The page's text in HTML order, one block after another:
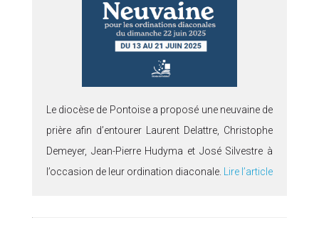
Le diocèse de Pontoise a proposé une neuvaine de
prière afin d’entourer Laurent Delattre, Christophe
Demeyer, Jean-Pierre Hudyma et José Silvestre à
l’occasion de leur ordination diaconale. Lire l’article